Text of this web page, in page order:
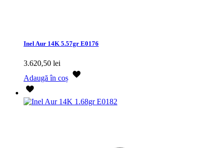
Inel Aur 14K 5.57gr E0176
3.620,50 lei
Adaugă în coș